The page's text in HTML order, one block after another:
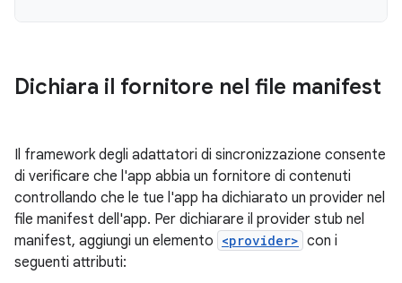
Dichiara il fornitore nel file manifest
Il framework degli adattatori di sincronizzazione consente
di verificare che l'app abbia un fornitore di contenuti
controllando che le tue l'app ha dichiarato un provider nel
file manifest dell'app. Per dichiarare il provider stub nel
manifest, aggiungi un elemento <provider> con i
seguenti attributi: